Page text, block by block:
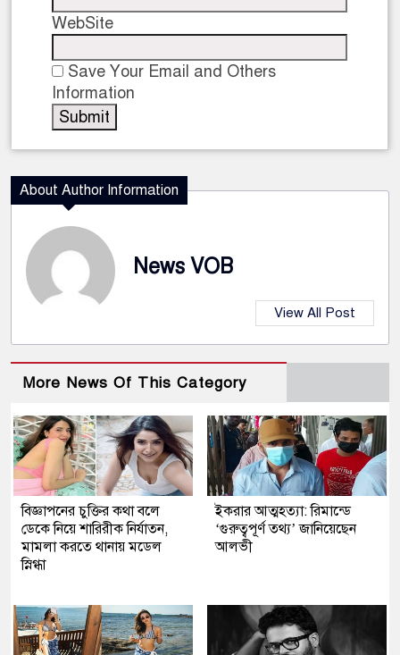
WebSite
Save Your Email and Others
Information
About Author Information
News VOB
View All Post
More News Of This Category
বিজ্ঞাপনের চুক্তির কথা বলে
ডেকে নিয়ে শারিরীক নির্যাতন,
মামলা করতে থানায় মডেল
স্নিগ্ধা
ইকরার আত্মহত্যা: রিমান্ডে
‘গুরুত্বপূর্ণ তথ্য’ জানিয়েছেন
আলভী